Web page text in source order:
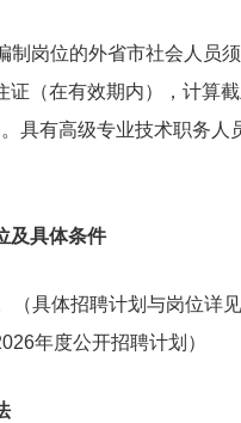
岗位的外省市社会人员须
证（在有效期内），计算
具有高级专业技术职务人
具体条件
具体招聘计划与岗位详见
年度公开招聘计划）